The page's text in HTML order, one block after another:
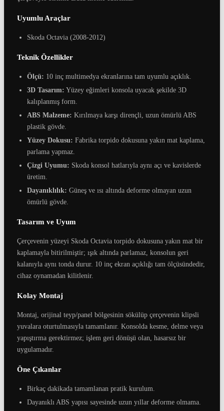
Uyumlu Araçlar
Skoda Octavia (2008-2012)
Teknik Özellikler
Ölçü: 10 inç multimedya ekranlarına tam uyumlu açıklık.
3D Tasarım: Yüzey eğimleri konsola uyacak şekilde 3D
kalıplanmış form.
ABS Malzeme: Kırılmaya karşı dirençli, uzun ömürlü ABS
plastik gövde.
Yüzey Dokusu: Fabrika torpido dokusuna yakın mat kaplama,
parlama yapmaz.
Çizgi Uyumu: Skoda konsol hatlarıyla aynı açı ve kavislerde
üretim.
Dayanıklılık: Güneş ve ısı altında deforme olmayan uzun
ömürlü gövde.
Tasarım ve Uyum
Çerçevenin yüzeyi Skoda Octavia torpido dokusuna yakın mat bir
kaplamayla bitirilmiştir; ışık altında parlamaz, konsolun geri
kalanıyla aynı tonda durur. 10 inç ekran açıklığı tam ölçüsündedir,
cihaz oynamadan kilitlenir.
Kolay Montaj
Montaj, orijinal teyp/panel bölgesinin sökülüp çerçevenin klipsli
yuvalara oturtulmasıyla tamamlanır. Konsolda kesme, delme veya
yapıştırma gerektirmez; işlem geri dönüşü olan, hasarsız bir
uygulamadır.
Öne Çıkanlar
Birkaç dakikada tamamlanan pratik kurulum.
Dayanıklı ABS yapısı sayesinde uzun yıllar deforme olmama.